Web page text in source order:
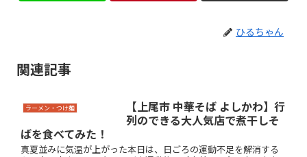
ひるちゃん
関連記事
ラーメン・つけ麺
【上尾市 中華そば よしかわ】行
列のできる大人気店で煮干しそ
ばを食べてみた！
真夏並みに気温が上がった本日は、日ごろの運動不足を解消する